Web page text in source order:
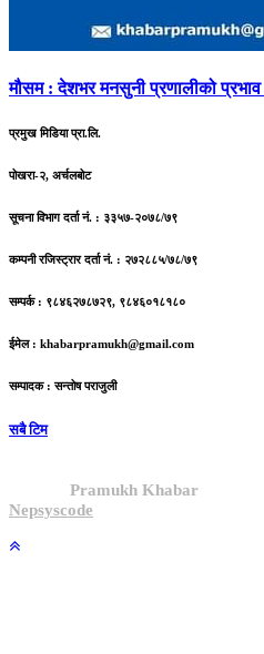
मौसम: देशभर मनसुनी प्रणालीको प्रभाव
प्रमुख मिडिया प्रा.लि.
पोखरा-२, अर्चलबोट
सूचना विभाग दर्ता नं. : ३३५७-२०७८/७९
कम्पनी रजिस्ट्रार दर्ता नं. : २७२८८५/७८/७९
सम्पर्क : ९८४६२७८७२९, ९८४६०१८१८०
ईमेल : khabarpramukh@gmail.com
सम्पादक : सन्तोष पराजुली
सबै टिम
Pramukh Khabar, All
Nepsyscode